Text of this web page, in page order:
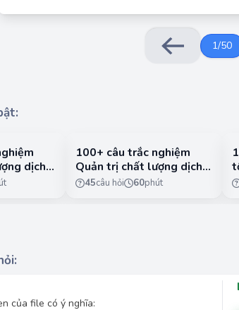
1/50
dịch
-
100+ câu trắc nghiệm
Quản trị chất lượng dịch
vụ có lời giải chi tiết -
45câu hỏi 60phút
của file có ý nghĩa: